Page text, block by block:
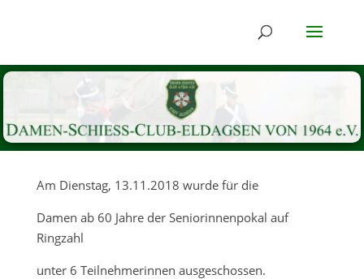
Am Dienstag, 13.11.2018 wurde für die
Damen ab 60 Jahre der Seniorinnenpokal auf
Ringzahl
unter 6 Teilnehmerinnen ausgeschossen.